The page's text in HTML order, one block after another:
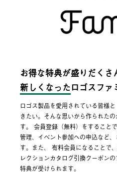
お得な特典が盛りだくさ
新しくなった ロゴスファ
ロゴス製品を愛用されている皆様
きたい。そんな思いから作られた
す。 会員登録（無料）をすること
管理、イベント参加への申込など
す。また、 有料会員になることで
レクションカタログ引換クーポン
特典が受けられます。